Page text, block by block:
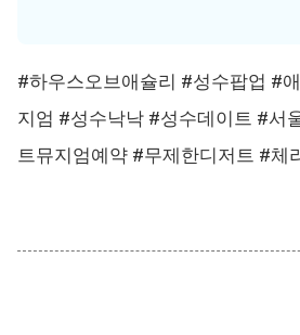
#하우스오브애슐리 #성수팝업 #
지엄 #성수낙낙 #성수데이트 #서
트뮤지엄예약 #무제한디저트 #체